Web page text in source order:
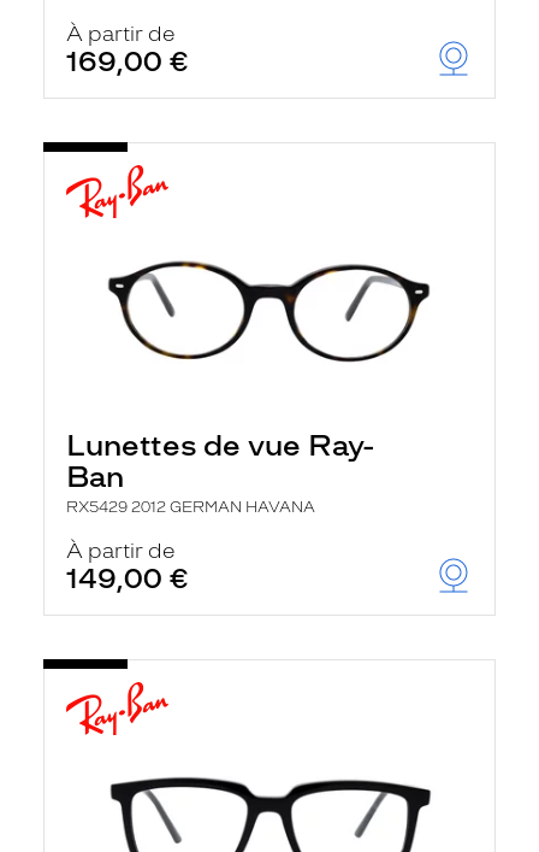
À partir de
169,00 €
Lunettes de vue Ray-
Ban
RX5429 2012 GERMAN HAVANA
À partir de
149,00 €